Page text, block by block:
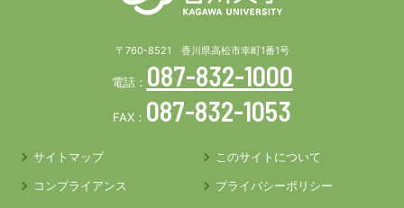
〒760-8521 香川県高松市幸町1番1号
電話： 087-832-1000
FAX： 087-832-1053
サイトマップ
このサイトについて
コンプライアンス
プライバシーポリシー